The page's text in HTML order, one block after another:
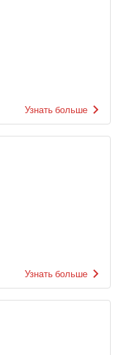
Узнать больше
Узнать больше